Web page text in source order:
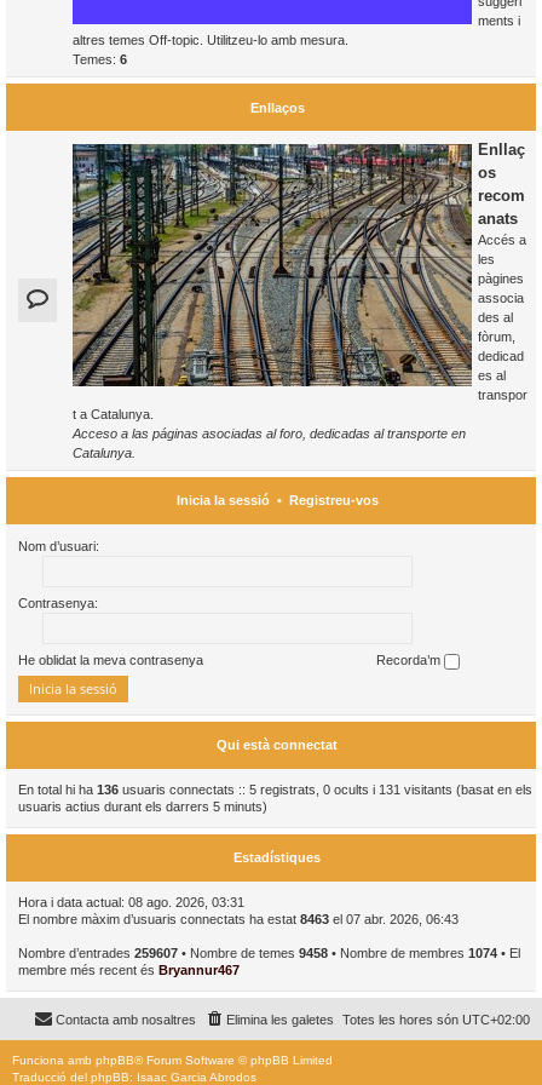
ments i
altres temes Off-topic. Utilitzeu-lo amb mesura.
Temes: 6
Enllaços
Enllaç
os
recom
anats
Accés a
les
pàgines
associa
des al
fòrum,
dedicad
es al
transpor
t a Catalunya.
Acceso a las páginas asociadas al foro, dedicadas al transporte en
Catalunya.
Inicia la sessió• Registreu-vos
Nom d’usuari:
Contrasenya:
He oblidat la meva contrasenya Recorda’m
Qui està connectat
En total hi ha 136 usuaris connectats :: 5 registrats, 0 ocults i 131 visitants (basat en els
usuaris actius durant els darrers 5 minuts)
Estadístiques
Hora i data actual: 08 ago. 2026, 03:31
El nombre màxim d’usuaris connectats ha estat 8463 el 07 abr. 2026, 06:43
Nombre d’entrades 259607 • Nombre de temes 9458 • Nombre de membres 1074 • El
membre més recent és Bryannur467
Totes les hores són UTC+02:00
Elimina les galetes
Contacta amb nosaltres
Funciona amb phpBB® Forum Software © phpBB Limited
Traducció del phpBB: Isaac Garcia Abrodos